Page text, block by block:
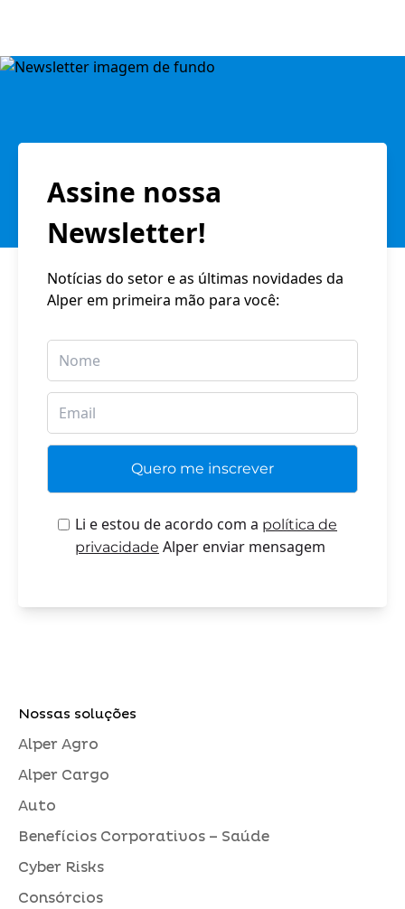
Assine nossa
Newsletter!
Notícias do setor e as últimas novidades da
Alper em primeira mão para você:
Li e estou de acordo com a política de
privacidade Alper enviar mensagem
Nossas soluções
Alper Agro
Alper Cargo
Auto
Benefícios Corporativos – Saúde
Cyber Risks
Consórcios